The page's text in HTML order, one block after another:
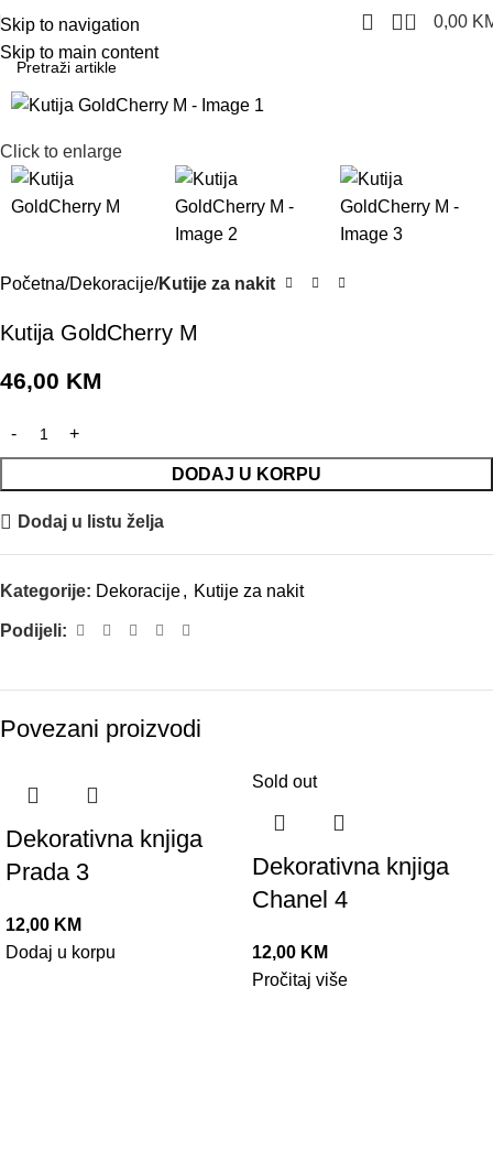
Skip to navigation
Skip to main content
0 0,00
Click to enlarge
Početna Dekoracije Kutije za nakit
Kutija GoldCherry M
46,00 KM
DODAJ U KORPU
Dodaj u listu želja
Kategorije: Dekoracije, Kutije za nakit
Podijeli:
Povezani proizvodi
Dekorativna knjiga
Prada 3
12,00 KM
Dodaj u korpu
Sold out
Dekorativna knjiga
Chanel 4
12,00 KM
Pročitaj više